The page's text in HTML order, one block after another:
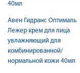
40мл
Авен Гидранс Оптималь
Лежер крем для лица
увлажняющий для
комбинированной/
нормальной кожи 40мл